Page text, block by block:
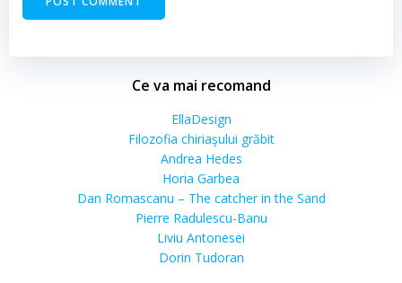
Ce va mai recomand
EllaDesign
Filozofia chiriaşului grăbit
Andrea Hedes
Horia Garbea
Dan Romascanu – The catcher in the Sand
Pierre Radulescu-Banu
Liviu Antonesei
Dorin Tudoran